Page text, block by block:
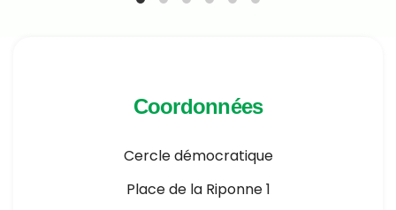
Coordonnées
Cercle démocratique
Place de la Riponne 1